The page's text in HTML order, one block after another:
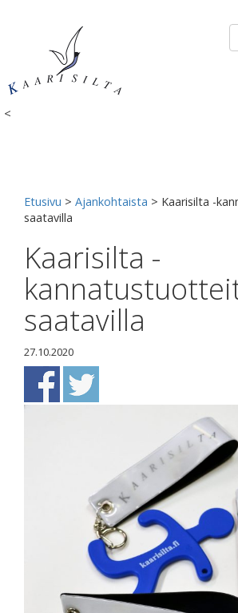
<
Etusivu > Ajankohtaista > Kaarisilta -
saatavilla
Kaarisilta -
saatavilla
27.10.2020